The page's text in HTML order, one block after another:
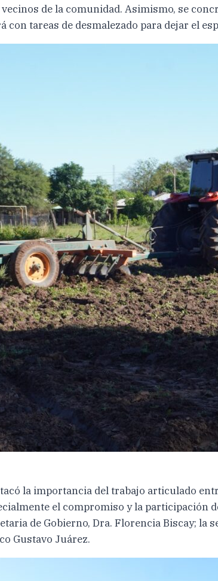
de la comunidad. Asimismo, se
con tareas de desmalezado para dejar el
la importancia del trabajo articulado
el compromiso y la participación
de Gobierno, Dra. Florencia Biscay; la
Gustavo Juárez.